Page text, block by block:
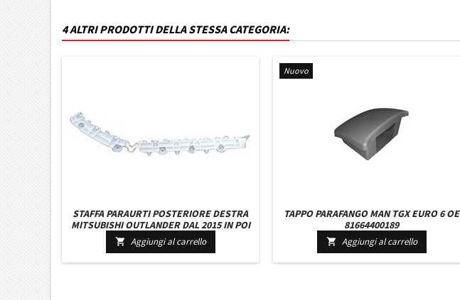
4 ALTRI PRODOTTI DELLA STESSA CATEGORIA:
STAFFA PARAURTI POSTERIORE DESTRA
MITSUBISHI OUTLANDER DAL 2015 IN POI
 Aggiungi al carrello
Nuovo
TAPPO PARAFANGO MAN TGX EURO 6 OE
81664400189
 Aggiungi al carrello